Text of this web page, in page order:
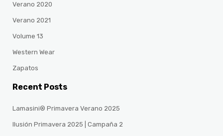
Verano 2020
Verano 2021
Volume 13
Western Wear
Zapatos
Recent Posts
Lamasini® Primavera Verano 2025
Ilusión Primavera 2025 | Campaña 2